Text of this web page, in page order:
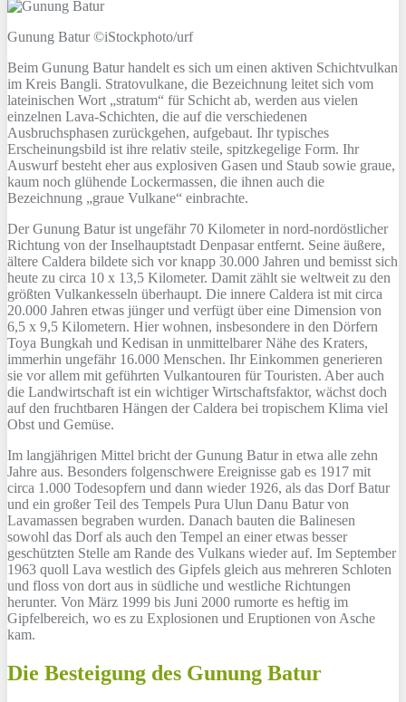
Gunung Batur ©iStockphoto/urf
Beim Gunung Batur handelt es sich um einen aktiven Schichtvulkan
im Kreis Bangli. Stratovulkane, die Bezeichnung leitet sich vom
lateinischen Wort „stratum“ für Schicht ab, werden aus vielen
einzelnen Lava-Schichten, die auf die verschiedenen
Ausbruchsphasen zurückgehen, aufgebaut. Ihr typisches
Erscheinungsbild ist ihre relativ steile, spitzkegelige Form. Ihr
Auswurf besteht eher aus explosiven Gasen und Staub sowie graue,
kaum noch glühende Lockermassen, die ihnen auch die
Bezeichnung „graue Vulkane“ einbrachte.
Der Gunung Batur ist ungefähr 70 Kilometer in nord-nordöstlicher
Richtung von der Inselhauptstadt Denpasar entfernt. Seine äußere,
ältere Caldera bildete sich vor knapp 30.000 Jahren und bemisst sich
heute zu circa 10 x 13,5 Kilometer. Damit zählt sie weltweit zu den
größten Vulkankesseln überhaupt. Die innere Caldera ist mit circa
20.000 Jahren etwas jünger und verfügt über eine Dimension von
6,5 x 9,5 Kilometern. Hier wohnen, insbesondere in den Dörfern
Toya Bungkah und Kedisan in unmittelbarer Nähe des Kraters,
immerhin ungefähr 16.000 Menschen. Ihr Einkommen generieren
sie vor allem mit geführten Vulkantouren für Touristen. Aber auch
die Landwirtschaft ist ein wichtiger Wirtschaftsfaktor, wächst doch
auf den fruchtbaren Hängen der Caldera bei tropischem Klima viel
Obst und Gemüse.
Im langjährigen Mittel bricht der Gunung Batur in etwa alle zehn
Jahre aus. Besonders folgenschwere Ereignisse gab es 1917 mit
circa 1.000 Todesopfern und dann wieder 1926, als das Dorf Batur
und ein großer Teil des Tempels Pura Ulun Danu Batur von
Lavamassen begraben wurden. Danach bauten die Balinesen
sowohl das Dorf als auch den Tempel an einer etwas besser
geschützten Stelle am Rande des Vulkans wieder auf. Im September
1963 quoll Lava westlich des Gipfels gleich aus mehreren Schloten
und floss von dort aus in südliche und westliche Richtungen
herunter. Von März 1999 bis Juni 2000 rumorte es heftig im
Gipfelbereich, wo es zu Explosionen und Eruptionen von Asche
kam.
Die Besteigung des Gunung Batur